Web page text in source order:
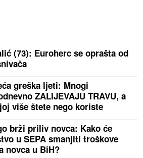
(73): Euroherc se oprašta od
greška ljeti: Mnogi
ZALIJEVAJU TRAVU, a
više štete nego koriste
brži priliv novca: Kako će
u SEPA smanjiti troškove
novca u BiH?